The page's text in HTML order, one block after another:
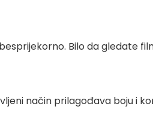
Bilo da gledate
način prilagođava boju i